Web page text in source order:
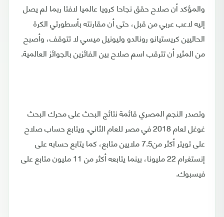
والمؤكد أن صلاح حقق نجاحا كرويا عالميا لافتا ربما لم يصل
إليه لاعب عربي من قبل، حتى أن مقارنته بأسطورتي الكرة
الحاليين كريستيانو رونالدو وليونيل ميسي لا تتوقف، وأصبح
من المثير أن تترقب اسم صلاح بين الفائزين بالجوائز العالمية.
وتصدر النجم المصري قائمة نتائج البحث على محرك البحث
غوغل لعام 2018 في مصر للعام الثاني. ويتابع حساب صلاح
على تويتر أكثر من7.5 ملايين متابع، كما يتابع حسابه على
إنستغرام 22 مليونا، بينما يتابعه أكثر من 11 مليون متابع على
فيسبوك.